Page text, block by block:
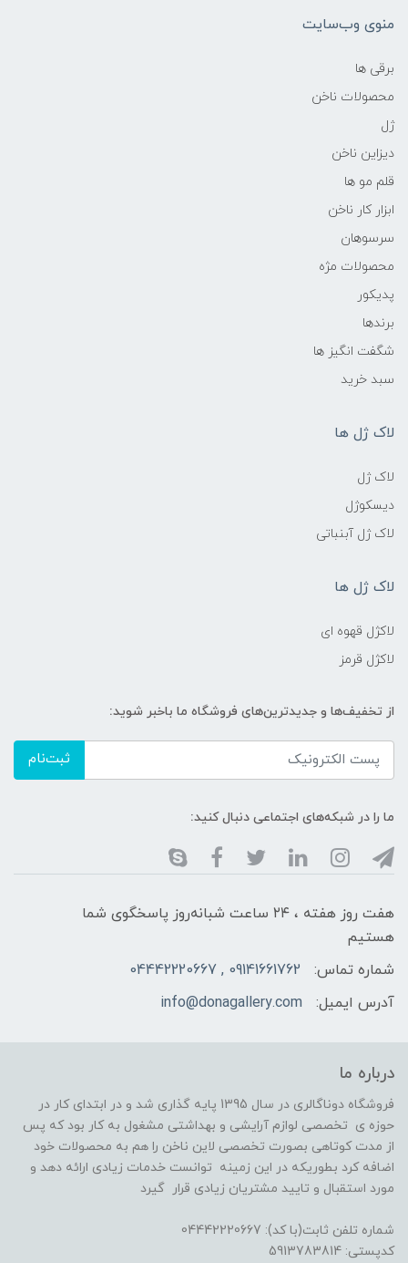
منوی وب‌سایت
برقی ها
محصولات ناخن
ژل
دیزاین ناخن
قلم مو ها
ابزار کار ناخن
سرسوهان
محصولات مژه
پدیکور
برندها
شگفت انگیز ها
سبد خرید
لاک ژل ها
لاک ژل
دیسکوژل
لاک ژل آبنباتی
لاک ژل ها
لاکژل قهوه ای
لاکژل قرمز
از تخفیف‌ها و جدیدترین‌های فروشگاه ما باخبر شوید:
ثبت‌نام
ما را در شبکه‌های اجتماعی دنبال کنید:
هفت روز هفته ، ۲۴ ساعت شبانه‌روز پاسخگوی شما
هستیم
شماره تماس:
09141661762 , 04442220667
آدرس ایمیل:
info@donagallery.com
درباره ما
فروشگاه دوناگالری در سال 1395 پایه گذاری شد و در ابتدای کار در
حوزه ی تخصصی لوازم آرایشی و بهداشتی مشغول به کار بود که پس
از مدت کوتاهی بصورت تخصصی لاین ناخن را هم به محصولات خود
اضافه کرد بطوریکه در این زمینه توانست خدمات زیادی ارائه دهد و
مورد استقبال و تایید مشتریان زیادی قرار گیرد
شماره تلفن ثابت(با کد): 04442220667
کدپستی: 5913783814